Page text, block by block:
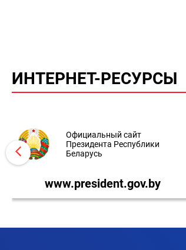
ИНТЕРНЕТ-РЕСУРСЫ
Официальный сайт
Президента Республики
Беларусь
www.president.gov.by